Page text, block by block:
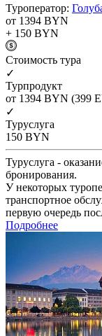
Туроператор:
от 1394 BYN
+ 150 BYN
Cтоимость тура
✓
Турпродукт
от 1394 BYN (399
✓
Туруслуга
150 BYN
Туруслуга -
бронирования.
У некоторых
транспортное
первую очередь
Подробнее